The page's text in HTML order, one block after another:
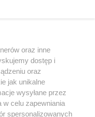
oraz inne
dostęp i
oraz
jak unikalne
wysyłane przez
w celu zapewniania
spersonalizowanych